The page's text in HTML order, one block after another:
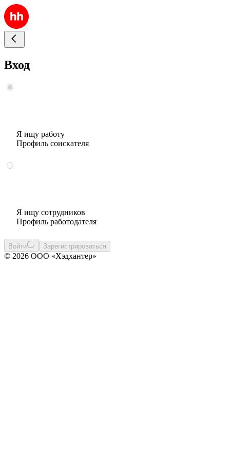
Вход
Я ищу работу
Профиль соискателя
Я ищу сотрудников
Профиль работодателя
Войти Зарегистрироваться
© 2026 ООО «Хэдхантер»